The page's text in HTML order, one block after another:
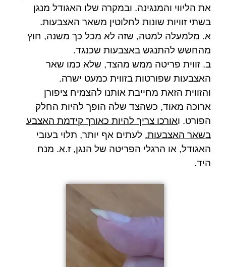
את הליווי והמנגינה. ובמקרה שלו האגודל מנגן
בשתי זוויות שונות לחלוטין משאר האצבעות.
א. מלמעלה למטה, שזה לא מכל כך משנה, חוץ
מהחשש להתנגש באצבעות שכנגד.
ב. זווית פריטה ממש מהצד, שלא כמו שאר
האצבעות שפורטות בזווית כמעט ישרה.
והזווית הזאת מחייבת אותנו להצמיח ציפורן
ארוכה מאוד, כשהצד שלה הופך להיות החלק
הפורט. ואורכו צריך להיות כאורך קידמת האצבע
בשאר האצבעות. לעתים אף יותר, תלוי בעובי
האגודל, או הרגלי הפריטה של הנגן, ז.א. מנח
היד.